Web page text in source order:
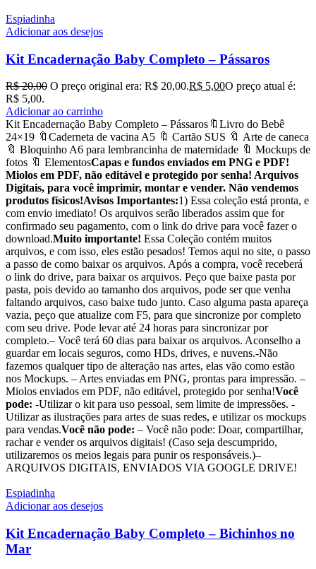
Espiadinha
Adicionar aos desejos
Kit Encadernação Baby Completo – Pássaros
R$20,00 O preço original era: R$ 20,00.R$ 5,00O preço atual é:
R$ 5,00.
Adicionar ao carrinho
Kit Encadernação Baby Completo – Pássaros🔖Livro do Bebê
24×19 🔖Caderneta de vacina A5 🔖 Cartão SUS 🔖 Arte de caneca
🔖 Bloquinho A6 para lembrancinha de maternidade 🔖 Mockups de
fotos 🔖 ElementosCapas e fundos enviados em PNG e PDF!
Miolos em PDF, não editável e protegido por senha! Arquivos
Digitais, para você imprimir, montar e vender. Não vendemos
produtos físicos!Avisos Importantes:1) Essa coleção está pronta, e
com envio imediato! Os arquivos serão liberados assim que for
confirmado seu pagamento, com o link do drive para você fazer o
download.Muito importante! Essa Coleção contém muitos
arquivos, e com isso, eles estão pesados! Temos aqui no site, o passo
a passo de como baixar os arquivos. Após a compra, você receberá
o link do drive, para baixar os arquivos. Peço que baixe pasta por
pasta, pois devido ao tamanho dos arquivos, pode ser que venha
faltando arquivos, caso baixe tudo junto. Caso alguma pasta apareça
vazia, peço que atualize com F5, para que sincronize por completo
com seu drive. Pode levar até 24 horas para sincronizar por
completo.– Você terá 60 dias para baixar os arquivos. Aconselho a
guardar em locais seguros, como HDs, drives, e nuvens.-Não
fazemos qualquer tipo de alteração nas artes, elas vão como estão
nos Mockups. – Artes enviadas em PNG, prontas para impressão. –
Miolos enviados em PDF, não editável, protegido por senha!Você
pode: -Utilizar o kit para uso pessoal, sem limite de impressões. -
Utilizar as ilustrações para artes de suas redes, e utilizar os mockups
para vendas.Você não pode: – Você não pode: Doar, compartilhar,
rachar e vender os arquivos digitais! (Caso seja descumprido,
utilizaremos os meios legais para punir os responsáveis.)–
ARQUIVOS DIGITAIS, ENVIADOS VIA GOOGLE DRIVE!
Espiadinha
Adicionar aos desejos
Kit Encadernação Baby Completo – Bichinhos no
Mar